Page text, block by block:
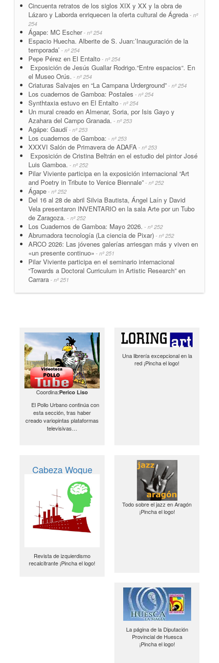
Cincuenta retratos de los siglos XIX y XX y la obra de
Lázaro y Laborda enriquecen la oferta cultural de Ágreda - nº
254
Ágape: MC Escher- nº 254
Espacio Huecha. Alberite de S. Juan:’Inauguración de la
temporada’ - nº 254
Pepe Pérez en El Entalto - nº 254
Exposición de Jesús Guallar Rodrigo.“Entre espacios“. En
el Museo Orús. - nº 254
Criaturas Salvajes en “La Campana Urderground” - nº 254
Los cuadernos de Gamboa: Postales - nº 254
Synthtaxia estuvo en El Entalto - nº 254
Un mural creado en Almenar, Soria, por Isis Gayo y
Azahara del Campo Granada. - nº 253
Agápe: Gaudí - nº 253
Los cuadernos de Gamboa: - nº 253
XXXVI Salón de Primavera de ADAFA - nº 253
Exposición de Cristina Beltrán en el estudio del pintor José
Luis Gamboa. - nº 252
Pilar Viviente participa en la exposición internacional “Art
and Poetry in Tribute to Venice Biennale” - nº 252
Ágape - nº 252
Del 16 al 28 de abril Silvia Bautista, Ángel Laín y David
Vela presentaron INVENTARIO en la sala Arte por un Tubo
de Zaragoza. - nº 252
Los Cuadernos de Gamboa: Mayo 2026. - nº 252
Abrumadora tecnología (La ciencia de Pixar) - nº 252
ARCO 2026: Las jóvenes galerías arriesgan más y viven en
«un presente continuo» - nº 251
Pilar Viviente participa en el seminario internacional
“Towards a Doctoral Curriculum in Artistic Research” en
Carrara - nº 251
Coordina:Perico Liso
El Pollo Urbano continúa con
esta sección, tras haber
creado variopintas plataformas
televisivas…
Una librería excepcional en la
red ¡Pincha el logo!
Cabeza Woque
Revista de izquierdismo
recalcitrante ¡Pincha el logo!
Todo sobre el jazz en Aragón
¡Pincha el logo!
La página de la Diputación
Provincial de Huesca
¡Pincha el logo!